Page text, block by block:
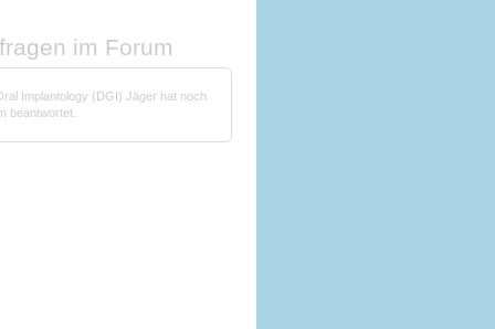
im Forum
Implantology (DGI) Jäger hat noch
beantwortet.